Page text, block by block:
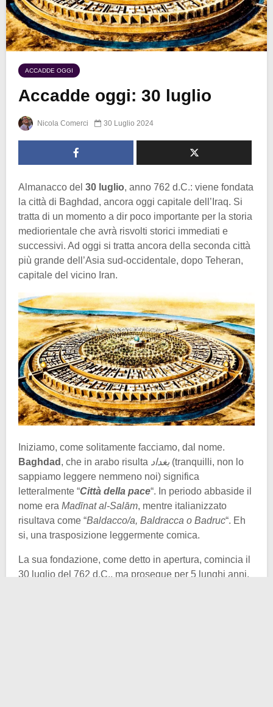
ACCADDE OGGI
Accadde oggi: 30 luglio
Nicola Comerci 30 Luglio 2024
Almanacco del 30 luglio, anno 762 d.C.: viene fondata
la città di Baghdad, ancora oggi capitale dell’Iraq. Si
tratta di un momento a dir poco importante per la storia
mediorientale che avrà risvolti storici immediati e
successivi. Ad oggi si tratta ancora della seconda città
più grande dell’Asia sud-occidentale, dopo Teheran,
capitale del vicino Iran.
Iniziamo, come solitamente facciamo, dal nome.
Baghdad , che in arabo risulta
(tranquilli, non lo
sappiamo leggere nemmeno noi) significa
letteralmente “Città della pace“. In periodo abbaside il
nome era Madīnat al-Salām, mentre italianizzato
risultava come “Baldacco/a, Baldracca o Badruc“. Eh
si, una trasposizione leggermente comica.
La sua fondazione, come detto in apertura, comincia il
30 luglio del 762 d.C., ma prosegue per 5 lunghi anni,